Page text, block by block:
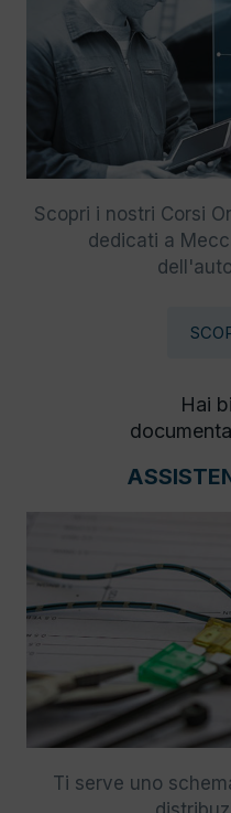
Scopri i nostri Corsi
dedicati a
Hai
Ti serve uno